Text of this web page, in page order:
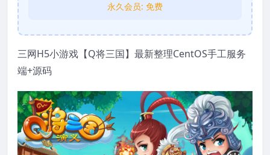
永久会员: 免费
三网H5小游戏【Q将三国】最新整理CentOS手工服务
端+源码